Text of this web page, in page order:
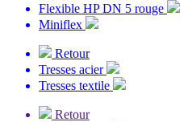
Flexible HP DN 5 rouge
Miniflex
Retour
Tresses acier
Tresses textile
Retour